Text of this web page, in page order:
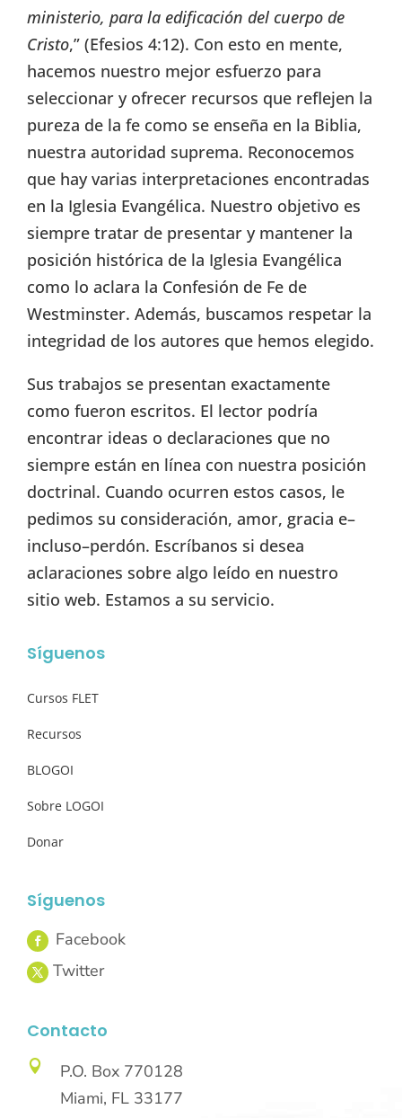
ministerio, para la edificación del cuerpo de
Cristo,” (Efesios 4:12). Con esto en mente,
hacemos nuestro mejor esfuerzo para
seleccionar y ofrecer recursos que reflejen la
pureza de la fe como se enseña en la Biblia,
nuestra autoridad suprema. Reconocemos
que hay varias interpretaciones encontradas
en la Iglesia Evangélica. Nuestro objetivo es
siempre tratar de presentar y mantener la
posición histórica de la Iglesia Evangélica
como lo aclara la Confesión de Fe de
Westminster. Además, buscamos respetar la
integridad de los autores que hemos elegido.
Sus trabajos se presentan exactamente
como fueron escritos. El lector podría
encontrar ideas o declaraciones que no
siempre están en línea con nuestra posición
doctrinal. Cuando ocurren estos casos, le
pedimos su consideración, amor, gracia e–
incluso–perdón. Escríbanos si desea
aclaraciones sobre algo leído en nuestro
sitio web. Estamos a su servicio.
Síguenos
Cursos FLET
Recursos
BLOGOI
Sobre LOGOI
Donar
Síguenos
Contacto

P.O. Box 770128
Miami, FL 33177